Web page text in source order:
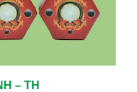
– TH